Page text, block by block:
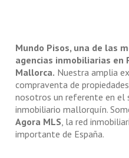
Mundo Pisos, una de las
agencias inmobiliarias en
Mallorca. Nuestra amplia
compraventa de
nosotros un referente en el
inmobiliario mallorquín.
Agora MLS , la red
importante de España.